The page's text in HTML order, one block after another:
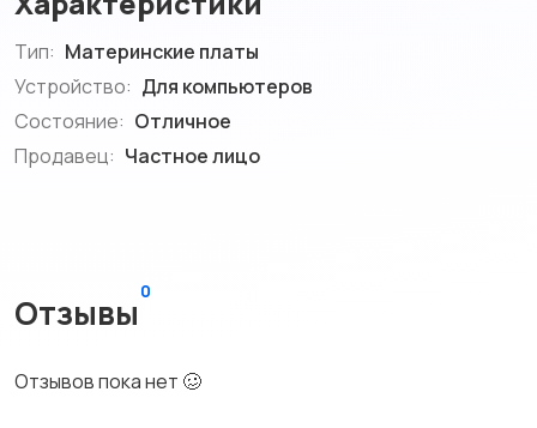
Тип: Материнские платы
Устройство: Для компьютеров
Состояние: Отличное
Продавец: Частное лицо
Отзывы
0
Отзывов пока нет 🥴